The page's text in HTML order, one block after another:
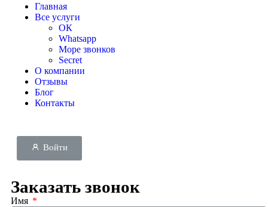
Главная
Все услуги
ОК
Whatsapp
Море звонков
Secret
О компании
Отзывы
Блог
Контакты
Войти
Заказать звонок
Имя